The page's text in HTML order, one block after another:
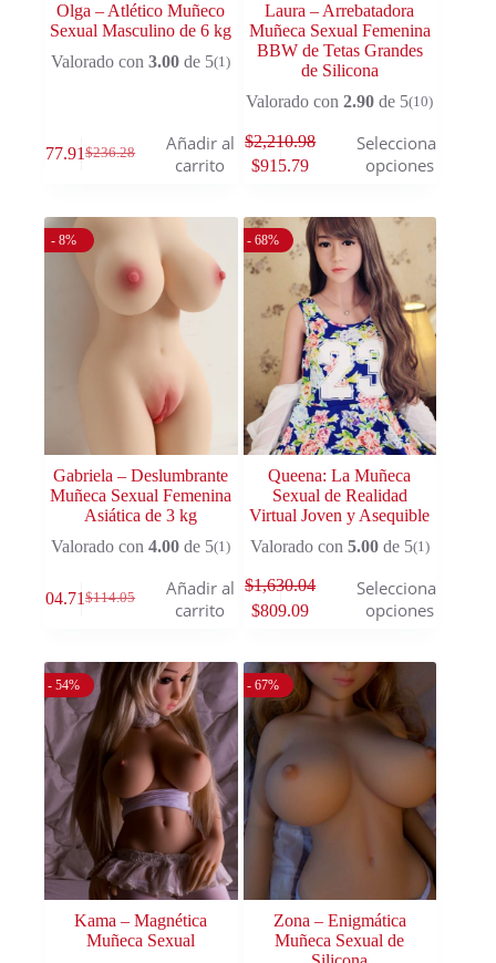
Olga – Atlético Muñeco
Sexual Masculino de 6 kg
Valorado con3.00 de 5(1)
$236.28
177.91
Añadir al
carrito
Laura – Arrebatadora
Muñeca Sexual Femenina
BBW de Tetas Grandes
de Silicona
Valorado con2.90 de 5(10)
$2,210.98
$915.79
Seleccionar
opciones
- 8%
Gabriela – Deslumbrante
Muñeca Sexual Femenina
Asiática de 3 kg
Valorado con4.00 de 5(1)
$114.05
104.71
Añadir al
carrito
- 68%
Queena: La Muñeca
Sexual de Realidad
Virtual Joven y Asequible
Valorado con 5.00de 5(1)
$1,630.04
$809.09
Seleccionar
opciones
- 54%
Kama – Magnética
Muñeca Sexual
- 67%
Zona – Enigmática
Muñeca Sexual de